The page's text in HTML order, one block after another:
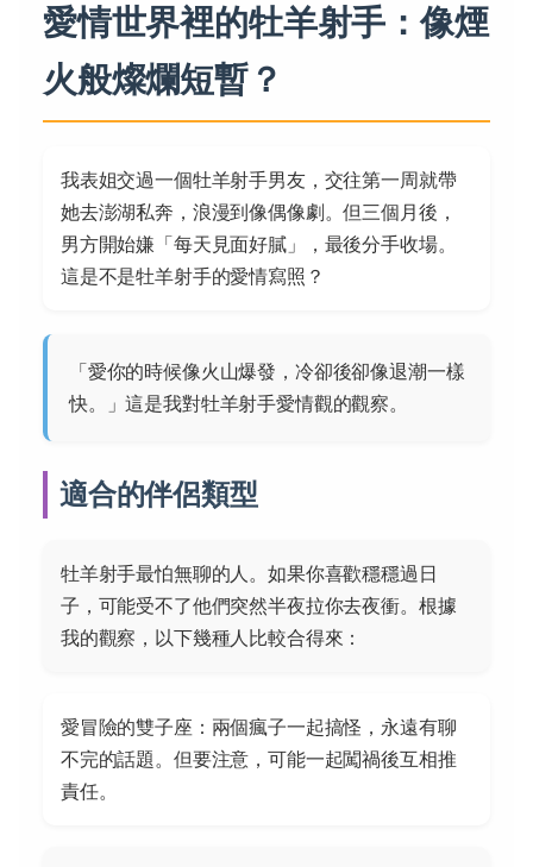
愛情世界裡的牡羊射手：像煙
火般燦爛短暫？
我表姐交過一個牡羊射手男友，交往第一周就帶
她去澎湖私奔，浪漫到像偶像劇。但三個月後，
男方開始嫌「每天見面好膩」，最後分手收場。
這是不是牡羊射手的愛情寫照？
「愛你的時候像火山爆發，冷卻後卻像退潮一樣
快。」這是我對牡羊射手愛情觀的觀察。
適合的伴侶類型
牡羊射手最怕無聊的人。如果你喜歡穩穩過日
子，可能受不了他們突然半夜拉你去夜衝。根據
我的觀察，以下幾種人比較合得來：
愛冒險的雙子座：兩個瘋子一起搞怪，永遠有聊
不完的話題。但要注意，可能一起闖禍後互相推
責任。